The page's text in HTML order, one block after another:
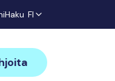
Haku FI